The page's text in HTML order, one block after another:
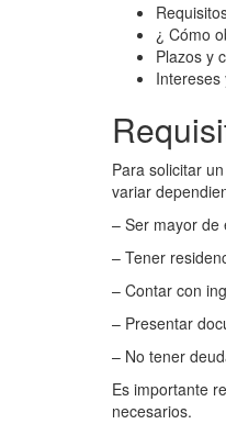
¿ Cómo
Plazos y
Intereses
Para solicitar
variar
– Ser mayor de
– Tener
– Contar con
– Presentar
– No tener
Es importante
necesarios.